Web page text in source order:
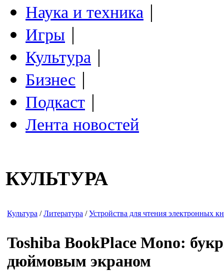
Наука и техника |
Игры |
Культура |
Бизнес |
Подкаст |
Лента новостей
КУЛЬТУРА
Культура /Литература /Устройства для чтения электронных
Toshiba BookPlace Mono:
дюймовым экраном